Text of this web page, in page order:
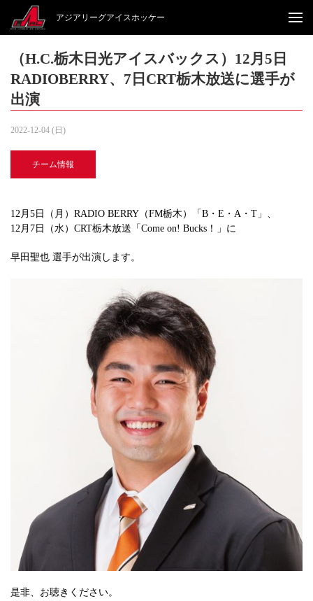
アジアリーグアイスホッケー
（H.C.栃木日光アイスバックス）12月5日
RADIOBERRY、7日CRT栃木放送に選手が
出演
2022-12-04 (日)
チーム情報
12月5日（月）RADIO BERRY（FM栃木）「B・E・A・T」、
12月7日（水）CRT栃木放送「Come on! Bucks！」に
早田聖也 選手が出演します。
是非、お聴きください。